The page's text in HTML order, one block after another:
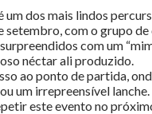
dos mais lindos
com o grupo
com um
néctar ali produzido.
ao ponto de partida,
um irrepreensível lanche.
este evento no